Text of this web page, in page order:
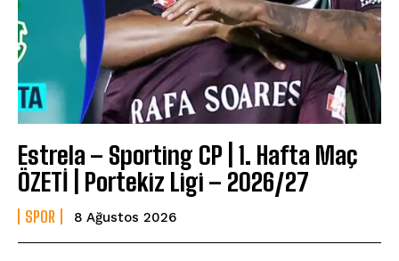
Estrela – Sporting CP | 1. Hafta Maç
ÖZETİ | Portekiz Ligi – 2026/27
SPOR 8 Ağustos 2026